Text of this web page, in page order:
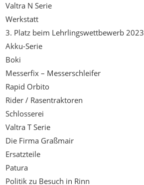
Valtra N Serie
Werkstatt
3. Platz beim Lehrlingswettbewerb 2023
Akku-Serie
Boki
Messerfix – Messerschleifer
Rapid Orbito
Rider / Rasentraktoren
Schlosserei
Valtra T Serie
Die Firma Graßmair
Ersatzteile
Patura
Politik zu Besuch in Rinn